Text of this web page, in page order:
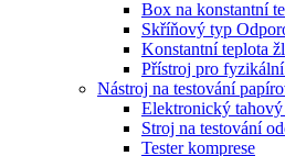
Box na konstantní
Skříňový typ
Konstantní teplota
Přístroj pro
Nástroj na testování
Elektronický tahový
Stroj na testování
Tester komprese